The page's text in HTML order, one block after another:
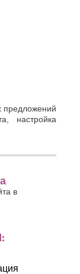
предложений
настройка
в